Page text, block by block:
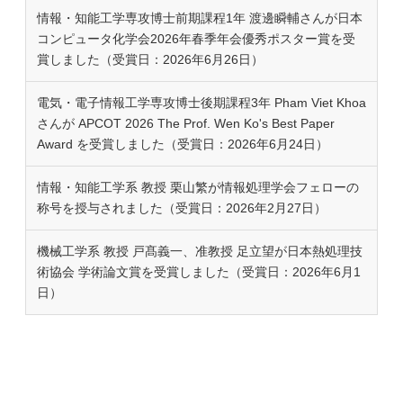
情報・知能工学専攻博士前期課程1年 渡邊瞬輔さんが日本
コンピュータ化学会2026年春季年会優秀ポスター賞を受
賞しました（受賞日：2026年6月26日）
電気・電子情報工学専攻博士後期課程3年 Pham Viet Khoa
さんが APCOT 2026 The Prof. Wen Ko's Best Paper
Award を受賞しました（受賞日：2026年6月24日）
情報・知能工学系 教授 栗山繁が情報処理学会フェローの
称号を授与されました（受賞日：2026年2月27日）
機械工学系 教授 戸髙義一、准教授 足立望が日本熱処理技
術協会 学術論文賞を受賞しました（受賞日：2026年6月1
日）